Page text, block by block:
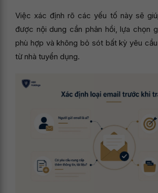
Việc xác định rõ các yếu tố này sẽ
được nội dung cần phản hồi, lựa chọn
phù hợp và không bỏ sót bất kỳ yêu
từ nhà tuyển dụng.